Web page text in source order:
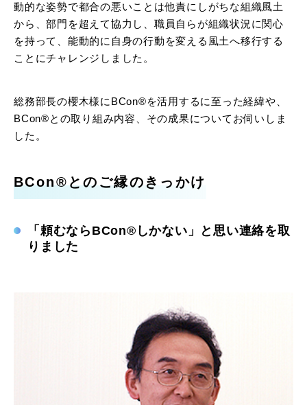
動的な姿勢で都合の悪いことは他責にしがちな組織風土
から、部門を超えて協力し、職員自らが組織状況に関心
を持って、能動的に自身の行動を変える風土へ移行する
ことにチャレンジしました。
総務部長の櫻木様にBCon®を活用するに至った経緯や、
BCon®との取り組み内容、その成果についてお伺いしま
した。
BCon®とのご縁のきっかけ
「頼むならBCon®しかない」と思い連絡を取
りました